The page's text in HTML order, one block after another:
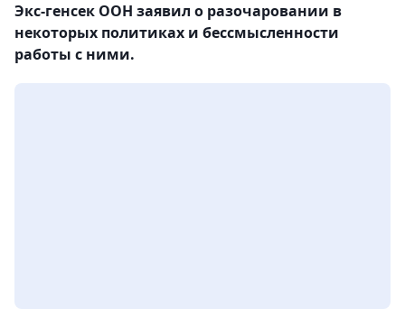
Экс-генсек ООН заявил о разочаровании в
некоторых политиках и бессмысленности
работы с ними.